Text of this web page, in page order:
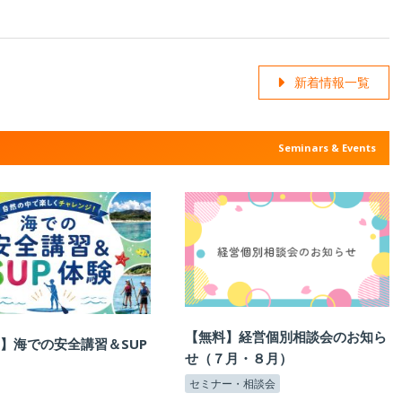
新着情報一覧
Seminars & Events
海での安全講習＆SUP
【無料】経営個別相談会のお知ら
せ（７月・８月）
セミナー・相談会